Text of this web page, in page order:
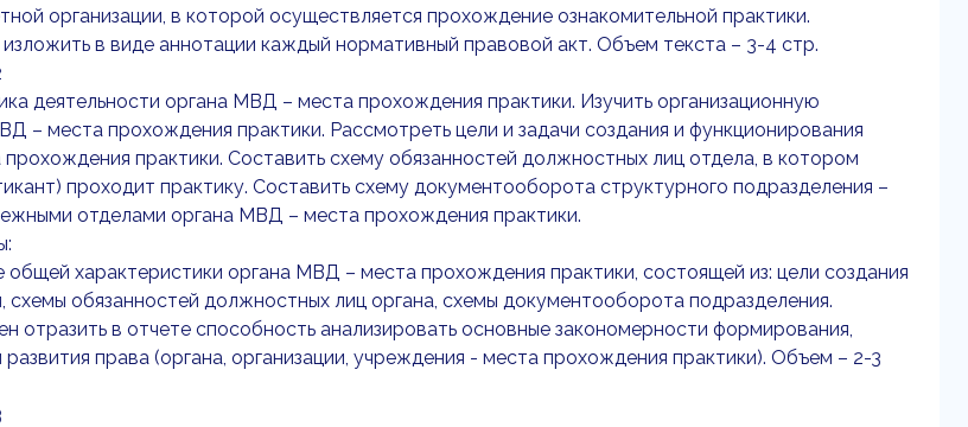
организации, в которой осуществляется прохождение ознакомительной практики.
в виде аннотации каждый нормативный правовой акт. Объем текста – 3-4 стр.
деятельности органа МВД – места прохождения практики. Изучить организационную
– места прохождения практики. Рассмотреть цели и задачи создания и функционирования
практики. Составить схему обязанностей должностных лиц отдела, в котором
проходит практику. Составить схему документооборота структурного подразделения –
отделами органа МВД – места прохождения практики.
общей характеристики органа МВД – места прохождения практики, состоящей из: цели создания
схемы обязанностей должностных лиц органа, схемы документооборота подразделения.
отразить в отчете способность анализировать основные закономерности формирования,
права (органа, организации, учреждения - места прохождения практики). Объем – 2-3